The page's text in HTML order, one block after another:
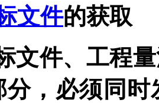
文件的获取
文件、工程
分，必须同